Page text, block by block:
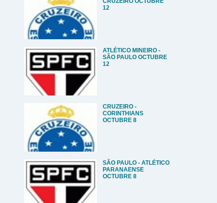
12
ATLÉTICO MINEIRO -
SÃO PAULO OCTUBRE
12
CRUZEIRO -
CORINTHIANS
OCTUBRE 8
SÃO PAULO - ATLÉTICO
PARANAENSE
OCTUBRE 8